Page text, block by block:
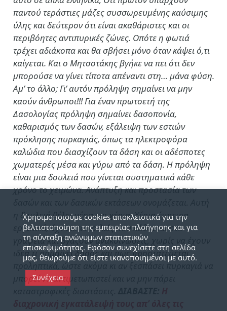
παντού τεράστιες μάζες συσσωρευμένης καύσιμης
ύλης και δεύτερον ότι είναι ακαθάριστες και οι
περιβόητες αντιπυρικές ζώνες. Οπότε η φωτιά
τρέχει αδιάκοπα και θα σβήσει μόνο όταν κάψει ό,τι
καίγεται. Και ο Μητσοτάκης βγήκε να πει ότι δεν
μπορούσε να γίνει τίποτα απέναντι στη… μάνα φύση.
Αμ’ το άλλο; Γι’ αυτόν πρόληψη σημαίνει να μην
καούν άνθρωποι!!! Για έναν πρωτοετή της
Δασολογίας πρόληψη σημαίνει δασοπονία,
καθαρισμός των δασών, εξάλειψη των εστιών
πρόκλησης πυρκαγιάς, όπως τα ηλεκτροφόρα
καλώδια που διασχίζουν τα δάση και οι αδέσποτες
χωματερές μέσα και γύρω από τα δάση. Η πρόληψη
είναι μια δουλειά που γίνεται συστηματικά κάθε
χρόνο το χειμώνα. Ανάπτυξη και προστασία των
η δουλειά θέλει μέσα και χέρια. Χέρια έμπειρα
εργατικά, όχι σαπιοκοιλιές που κάθονται στα
γραφεία και βγάζουν ανακοινώσεις, χωρίς να έχουν
ιδέα τι σημαίνει δάσος και πώς προστατεύεται
προληπτικά, ώστε ακόμα κι αν ξεσπάσει πυρκαγιά να
μπορεί να αντιμετωπιστεί και να μην πάρει
Χρησιμοποιούμε cookies αποκλειστικά για την
βελτιστοποίηση της εμπειρίας πλοήγησης και για
τη σύνταξη ανώνυμων στατιστικών
επισκεψιμότητας. Εφόσον συνεχίσετε στη σελίδα
μας, θεωρούμε ότι είστε ικανοποιημένοι με αυτό.
Συνέχεια